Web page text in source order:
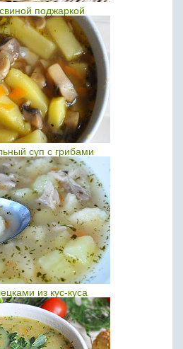
поджаркой
суп с грибами
из кус-куса